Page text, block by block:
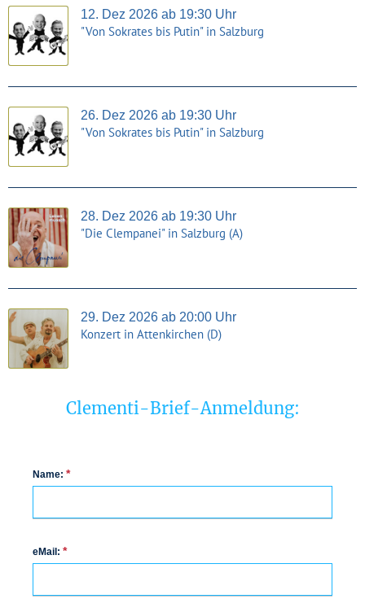
12. Dez 2026 ab 19:30 Uhr
"Von Sokrates bis Putin" in Salzburg
26. Dez 2026 ab 19:30 Uhr
"Von Sokrates bis Putin" in Salzburg
28. Dez 2026 ab 19:30 Uhr
"Die Clempanei" in Salzburg (A)
29. Dez 2026 ab 20:00 Uhr
Konzert in Attenkirchen (D)
Clementi-Brief-Anmeldung:
Name: *
eMail: *